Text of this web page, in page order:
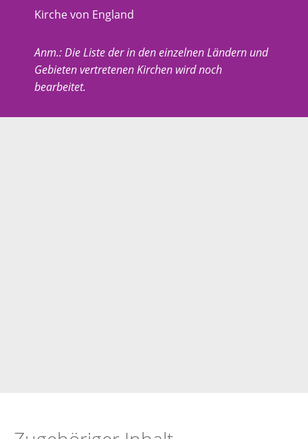
Kirche von England
Anm.: Die Liste der in den einzelnen Ländern und
Gebieten vertretenen Kirchen wird noch
bearbeitet.